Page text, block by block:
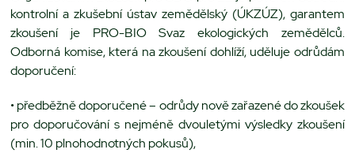
kontrolní a zkušební ústav zemědělský (ÚKZÚZ), garantem
zkoušení je PRO-BIO Svaz ekologických zemědělců.
Odborná komise, která na zkoušení dohlíží, uděluje odrůdám
doporučení:
• předběžně doporučené – odrůdy nově zařazené do zkoušek
pro doporučování s nejméně dvouletými výsledky zkoušení
(min. 10 plnohodnotných pokusů),